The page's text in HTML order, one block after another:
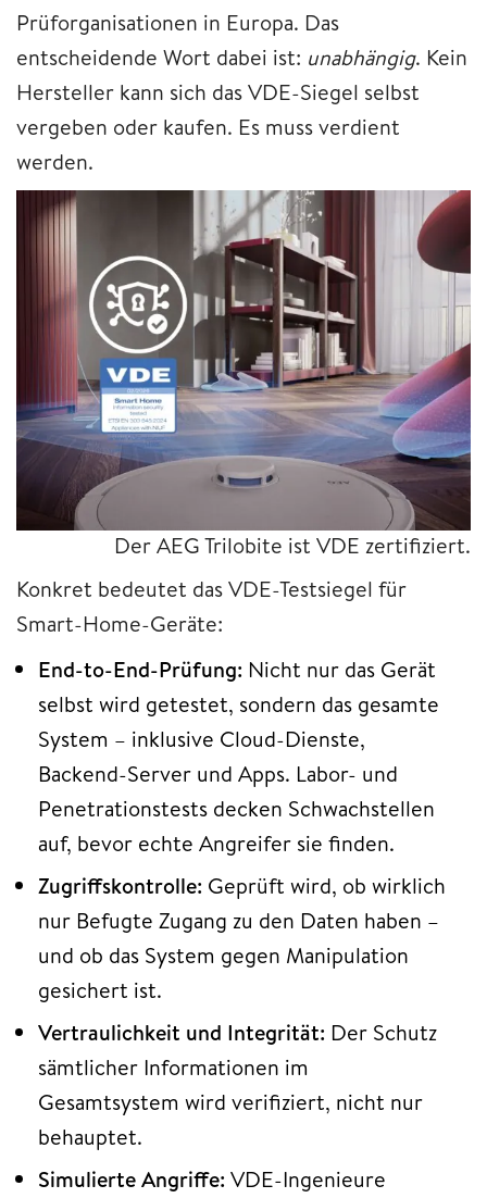
Prüforganisationen in Europa. Das
entscheidende Wort dabei ist: unabhängig. Kein
Hersteller kann sich das VDE-Siegel selbst
vergeben oder kaufen. Es muss verdient
werden.
Der AEG Trilobite ist VDE zertifiziert.
Konkret bedeutet das VDE-Testsiegel für
Smart-Home-Geräte:
End-to-End-Prüfung: Nicht nur das Gerät
selbst wird getestet, sondern das gesamte
System – inklusive Cloud-Dienste,
Backend-Server und Apps. Labor- und
Penetrationstests decken Schwachstellen
auf, bevor echte Angreifer sie finden.
Zugriffskontrolle: Geprüft wird, ob wirklich
nur Befugte Zugang zu den Daten haben –
und ob das System gegen Manipulation
gesichert ist.
Vertraulichkeit und Integrität: Der Schutz
sämtlicher Informationen im
Gesamtsystem wird verifiziert, nicht nur
behauptet.
Simulierte Angriffe: VDE-Ingenieure